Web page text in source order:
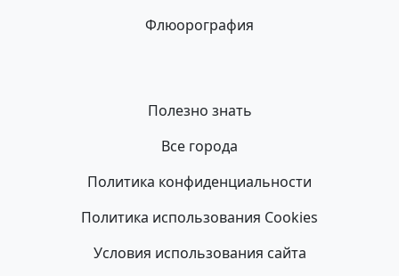
Флюорография
Полезно знать
Все города
Политика конфиденциальности
Политика использования Cookies
Условия использования сайта